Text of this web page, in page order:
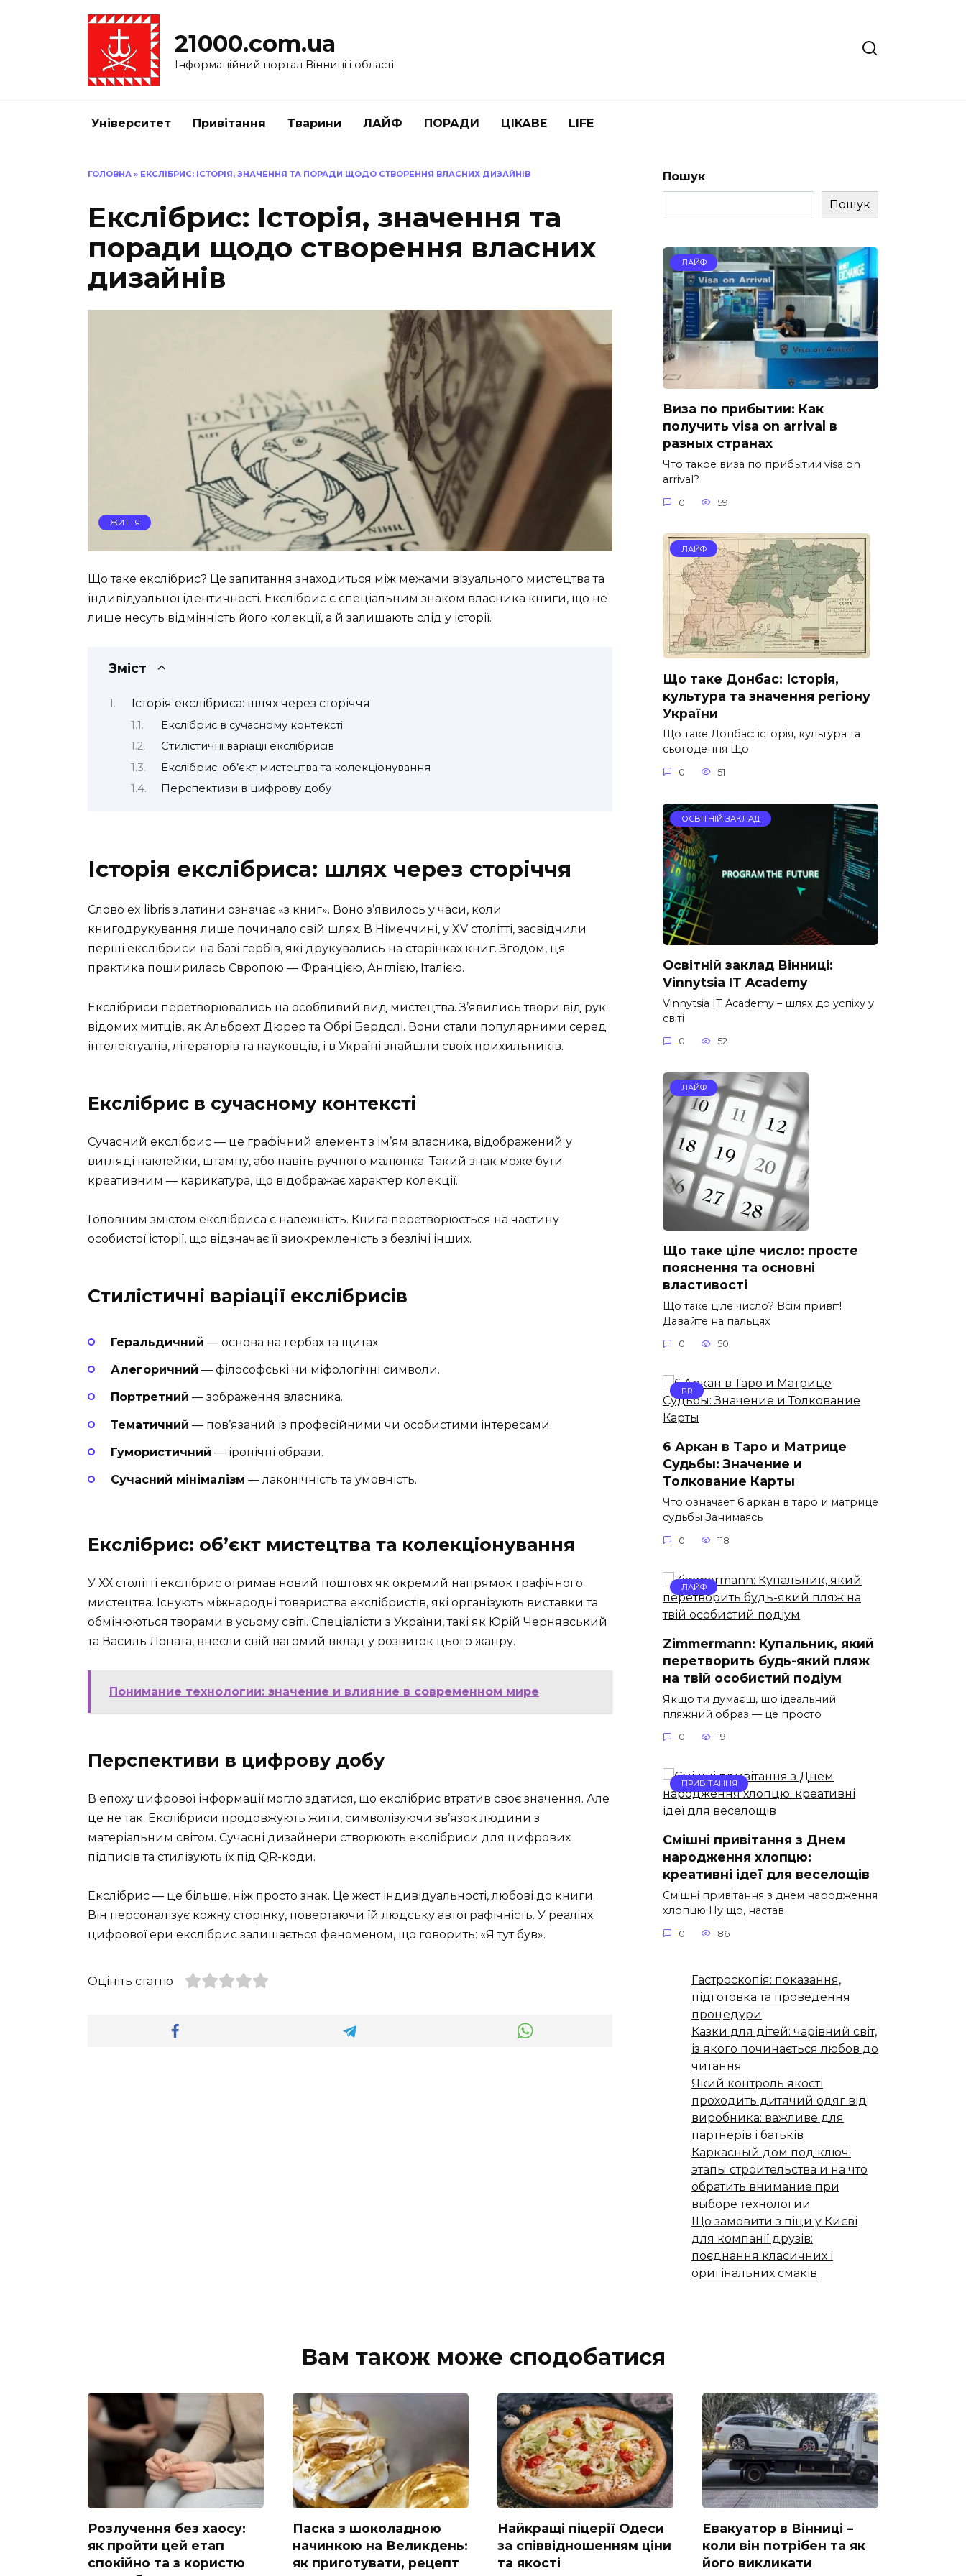
21000.com.ua
Інформаційний портал Вінниці і області
Університет Привітання Тварини ЛАЙФ ПОРАДИ ЦІКАВЕ LIFE
ГОЛОВНА » ЕКСЛІБРИС: ІСТОРІЯ, ЗНАЧЕННЯ ТА ПОРАДИ ЩОДО СТВОРЕННЯ ВЛАСНИХ ДИЗАЙНІВ
Екслібрис: Історія, значення та
поради щодо створення власних
дизайнів
ЖИТТЯ
Що таке екслібрис? Це запитання знаходиться між межами візуального мистецтва та
індивідуальної ідентичності. Екслібрис є спеціальним знаком власника книги, що не
лише несуть відмінність його колекції, а й залишають слід у історії.
Зміст
Історія екслібриса: шлях через сторіччя
Екслібрис в сучасному контексті
Стилістичні варіації екслібрисів
Екслібрис: об’єкт мистецтва та колекціонування
Перспективи в цифрову добу
Історія екслібриса: шлях через сторіччя
Слово ex libris з латини означає «з книг». Воно з’явилось у часи, коли
книгодрукування лише починало свій шлях. В Німеччині, у XV столітті, засвідчили
перші екслібриси на базі гербів, які друкувались на сторінках книг. Згодом, ця
практика поширилась Європою — Францією, Англією, Італією.
Екслібриси перетворювались на особливий вид мистецтва. З’явились твори від рук
відомих митців, як Альбрехт Дюрер та Обрі Бердслі. Вони стали популярними серед
інтелектуалів, літераторів та науковців, і в Україні знайшли своїх прихильників.
Екслібрис в сучасному контексті
Сучасний екслібрис — це графічний елемент з ім’ям власника, відображений у
вигляді наклейки, штампу, або навіть ручного малюнка. Такий знак може бути
креативним — карикатура, що відображає характер колекції.
Головним змістом екслібриса є належність. Книга перетворюється на частину
особистої історії, що відзначає її виокремленість з безлічі інших.
Стилістичні варіації екслібрисів
Геральдичний — основа на гербах та щитах.
Алегоричний — філософські чи міфологічні символи.
Портретний — зображення власника.
Тематичний — пов’язаний із професійними чи особистими інтересами.
Гумористичний — іронічні образи.
Сучасний мінімалізм — лаконічність та умовність.
Екслібрис: об’єкт мистецтва та колекціонування
У ХХ столітті екслібрис отримав новий поштовх як окремий напрямок графічного
мистецтва. Існують міжнародні товариства екслібристів, які організують виставки та
обмінюються творами в усьому світі. Спеціалісти з України, такі як Юрій Чернявський
та Василь Лопата, внесли свій вагомий вклад у розвиток цього жанру.
Понимание технологии: значение и влияние в современном мире
Перспективи в цифрову добу
В епоху цифрової інформації могло здатися, що екслібрис втратив своє значення. Але
це не так. Екслібриси продовжують жити, символізуючи зв’язок людини з
матеріальним світом. Сучасні дизайнери створюють екслібриси для цифрових
підписів та стилізують їх під QR-коди.
Екслібрис — це більше, ніж просто знак. Це жест індивідуальності, любові до книги.
Він персоналізує кожну сторінку, повертаючи їй людську автографічність. У реаліях
цифрової ери екслібрис залишається феноменом, що говорить: «Я тут був».
Оцініть статтю
Пошук
Пошук
ЛАЙФ
Виза по прибытии: Как
получить visa on arrival в
разных странах
Что такое виза по прибытии visa on
arrival?
0 59
ЛАЙФ
Що таке Донбас: Історія,
культура та значення регіону
України
Що таке Донбас: історія, культура та
сьогодення Що
0 51
ОСВІТНІЙ ЗАКЛАД
Освітній заклад Вінниці:
Vinnytsia IT Academy
Vinnytsia IT Academy – шлях до успіху у
світі
0 52
ЛАЙФ
Що таке ціле число: просте
пояснення та основні
властивості
Що таке ціле число? Всім привіт!
Давайте на пальцях
0 50
PR
6 Аркан в Таро и Матрице
Судьбы: Значение и
Толкование Карты
Что означает 6 аркан в таро и матрице
судьбы Занимаясь
0 118
ЛАЙФ
Zimmermann: Купальник, який
перетворить будь-який пляж
на твій особистий подіум
Якщо ти думаєш, що ідеальний
пляжний образ — це просто
0 19
ПРИВІТАННЯ
Смішні привітання з Днем
народження хлопцю:
креативні ідеї для веселощів
Смішні привітання з днем народження
хлопцю Ну що, настав
0 86
Гастроскопія: показання,
підготовка та проведення
процедури
Казки для дітей: чарівний світ,
із якого починається любов до
читання
Який контроль якості
проходить дитячий одяг від
виробника: важливе для
партнерів і батьків
Каркасный дом под ключ:
этапы строительства и на что
обратить внимание при
выборе технологии
Що замовити з піци у Києві
для компанії друзів:
поєднання класичних і
оригінальних смаків
Вам також може сподобатися
Розлучення без хаосу:
як пройти цей етап
спокійно та з користю
Паска з шоколадною
начинкою на Великдень:
як приготувати, рецепт
Найкращі піцерії Одеси
за співвідношенням ціни
та якості
Евакуатор в Вінниці –
коли він потрібен та як
його викликати